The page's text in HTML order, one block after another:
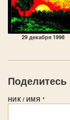
29 декабря 1998
НИК / ИМЯ *